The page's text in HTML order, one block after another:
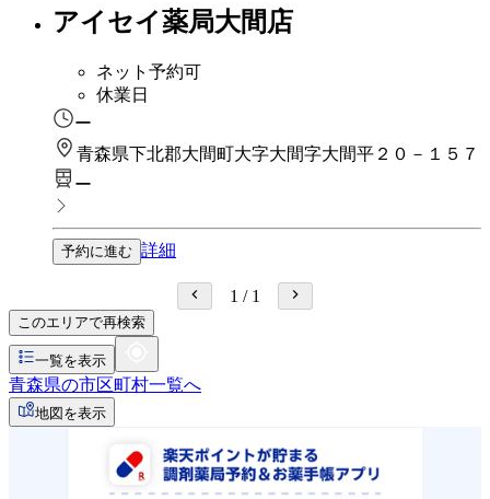
アイセイ薬局大間店
ネット予約可
休業日
ー
青森県下北郡大間町大字大間字大間平２０－１５７
ー
予約に進む 詳細
1 / 1
このエリアで再検索
一覧を表示
青森県の市区町村一覧へ
地図を表示